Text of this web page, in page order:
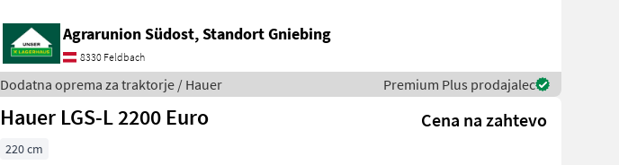
Agrarunion Südost, Standort Gniebing
8330 Feldbach
Dodatna oprema za traktorje / Hauer Premium Plus prodajalec
Hauer LGS-L 2200 Euro Cena na zahtevo
220 cm